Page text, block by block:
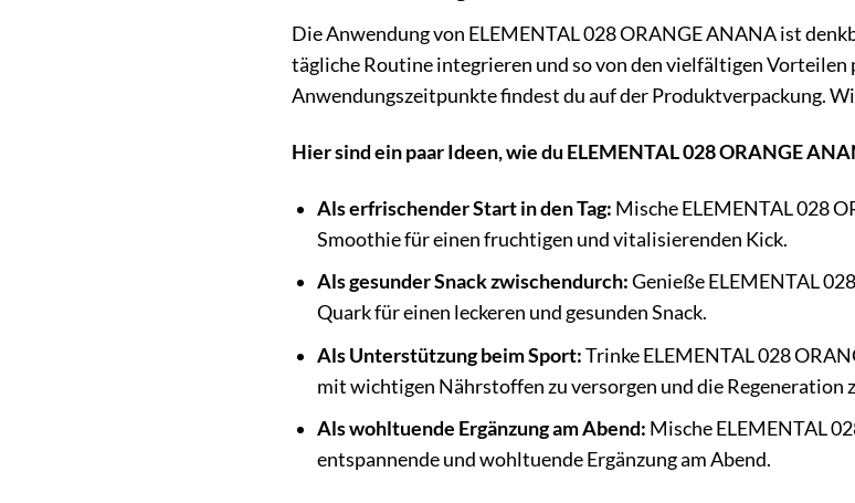
Die Anwendung von ELEMENTAL 028 ORANGE ANANA ist
tägliche Routine integrieren und so von den vielfältigen
Anwendungszeitpunkte findest du auf der Produktverpackung.
Hier sind ein paar Ideen, wie du ELEMENTAL 028 ORANGE
Als erfrischender Start in den Tag: Mische ELEMENTAL 028
Smoothie für einen fruchtigen und vitalisierenden Kick.
Als gesunder Snack zwischendurch:Genieße ELEMENTAL
Quark für einen leckeren und gesunden Snack.
Als Unterstützung beim Sport:Trinke ELEMENTAL 028
mit wichtigen Nährstoffen zu versorgen und die Regeneration
Als wohltuende Ergänzung am Abend: Mische ELEMENTAL
entspannende und wohltuende Ergänzung am Abend.